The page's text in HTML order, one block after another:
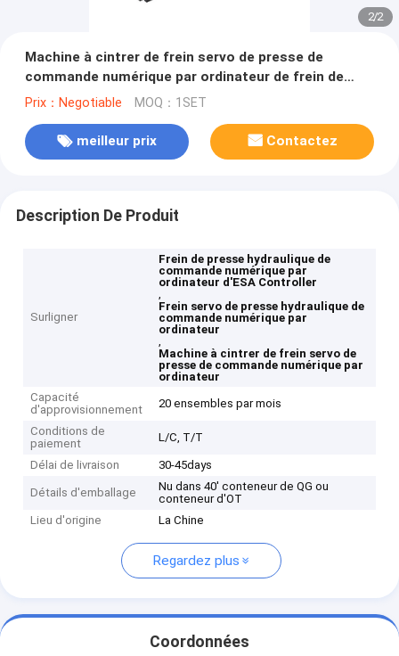
2/2
Machine à cintrer de frein servo de presse de
commande numérique par ordinateur de frein de
presse hydraulique de commande numérique par
Prix：Negotiable MOQ：1SET
meilleur prix Contactez
Description De Produit
Surligner
Frein de presse hydraulique de
commande numérique par
ordinateur d'ESA Controller
,
Frein servo de presse hydraulique de
commande numérique par
ordinateur
,
Machine à cintrer de frein servo de
presse de commande numérique par
ordinateur
Capacité
d'approvisionnement
20 ensembles par mois
Conditions de
paiement
L/C, T/T
Délai de livraison 30-45days
Détails d'emballage
Nu dans 40' conteneur de QG ou
conteneur d'OT
Lieu d'origine
La Chine
Regardez plus
Coordonnées